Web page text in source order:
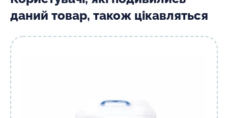
даний товар, також цікавляться